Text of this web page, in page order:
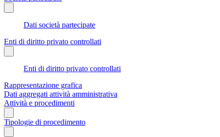
Dati società partecipate
Enti di diritto privato controllati
Enti di diritto privato controllati
Rappresentazione grafica
Dati aggregati attività amministrativa
Attività e procedimenti
Tipologie di procedimento